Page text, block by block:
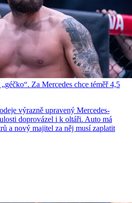
Za Mercedes chce téměř 4,5
výrazně upravený Mercedes-
doprovázel i k oltáři. Auto má
a nový majitel za něj musí zaplatit